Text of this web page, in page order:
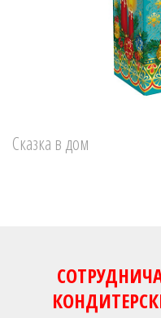
Сказка в дом